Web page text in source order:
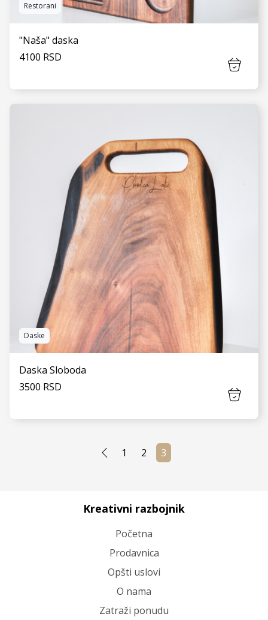
VIDI JOŠ
Restorani
"Naša" daska
4100 RSD
Daske
Daska Sloboda
3500 RSD
1 2 3
Kreativni razbojnik
Početna
Prodavnica
Opšti uslovi
O nama
Zatraži ponudu